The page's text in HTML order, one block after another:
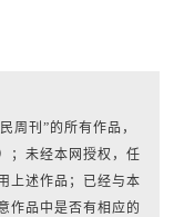
周刊”的所有作品，
；未经本网授权，任
上述作品；已经与本
作品中是否有相应的